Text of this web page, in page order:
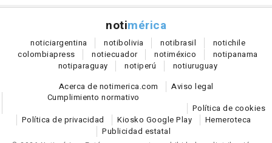
notimérica
noticiargentina notibolivia notibrasil notichile
colombiapress notiecuador notiméxico notipanama
notiparaguay notiperú notiuruguay
Acerca de notimerica.com
Aviso legal
Cumplimiento normativo
Política de cookies
Política de privacidad
Kiosko Google Play
Hemeroteca
Publicidad estatal